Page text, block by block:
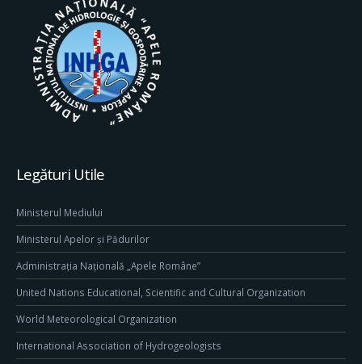
Legături Utile
Ministerul Mediului
Ministerul Apelor și Pădurilor
Administrația Națională „Apele Române”
United Nations Educational, Scientific and Cultural Organization
World Meteorological Organization
International Association of Hydrogeologists